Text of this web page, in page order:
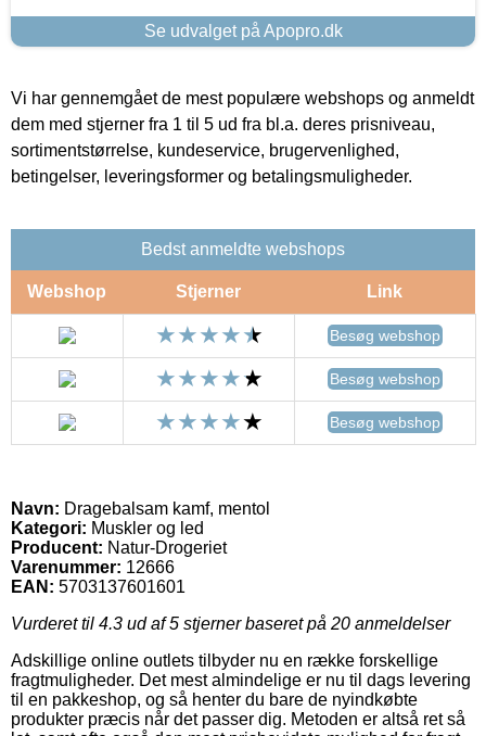
Se udvalget på Apopro.dk
Vi har gennemgået de mest populære webshops og anmeldt
dem med stjerner fra 1 til 5 ud fra bl.a. deres prisniveau,
sortimentstørrelse, kundeservice, brugervenlighed,
betingelser, leveringsformer og betalingsmuligheder.
Bedst anmeldte webshops
Webshop Stjerner Link
Besøg webshop
Besøg webshop
Besøg webshop
Navn: Dragebalsam kamf, mentol
Kategori: Muskler og led
Producent: Natur-Drogeriet
Varenummer: 12666
EAN: 5703137601601
Vurderet til 4.3 ud af 5 stjerner baseret på 20 anmeldelser
Adskillige online outlets tilbyder nu en række forskellige
fragtmuligheder. Det mest almindelige er nu til dags levering
til en pakkeshop, og så henter du bare de nyindkøbte
produkter præcis når det passer dig. Metoden er altså ret så